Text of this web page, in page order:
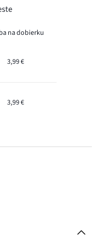
na dobierku
3,99 €
3,99 €